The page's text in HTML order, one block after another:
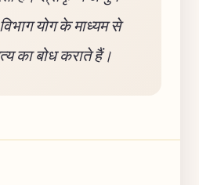
विभाग योग के माध्यम से
का बोध कराते हैं।